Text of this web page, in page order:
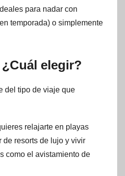
para nadar con
temporada) o simplemente
elegir?
del tipo de viaje que
relajarte en playas
de resorts de lujo y vivir
como el avistamiento de